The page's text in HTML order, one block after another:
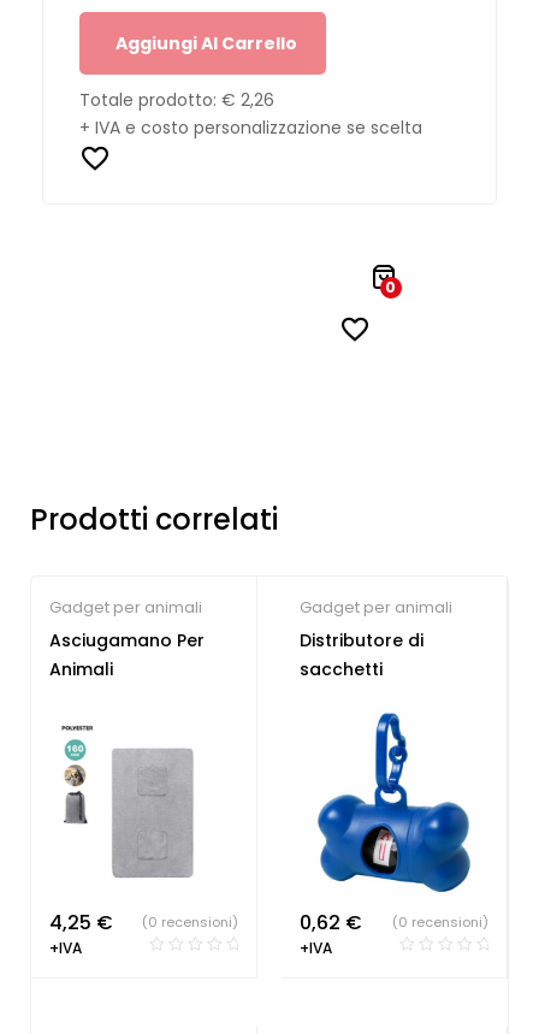
Aggiungi Al Carrello
Totale prodotto: € 2,26
+ IVA e costo personalizzazione se scelta
0
Prodotti correlati
Gadget per animali
Asciugamano Per
Animali
4,25 €
+IVA
(0 recensioni)
Gadget per animali
Distributore di
sacchetti
0,62 €
+IVA
(0 recensioni)